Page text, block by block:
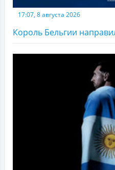
17:07, 8 августа 2026
Король Бельгии